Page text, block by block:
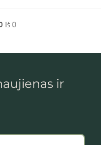
iš 0
ir